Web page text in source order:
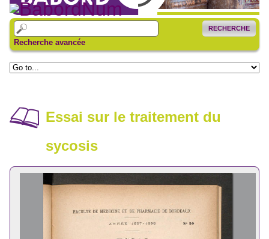
RECHERCHE
Recherche avancée
Essai sur le traitement du
sycosis